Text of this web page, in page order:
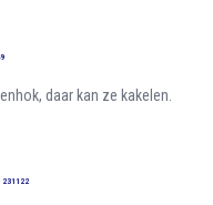
daar kan ze kakelen.
231122